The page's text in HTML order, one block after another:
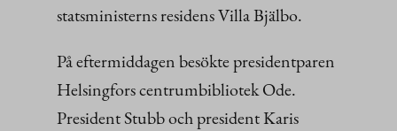
statsministerns residens Villa Bjälbo.
På eftermiddagen besökte presidentparen
Helsingfors centrumbibliotek Ode.
President Stubb och president Karis